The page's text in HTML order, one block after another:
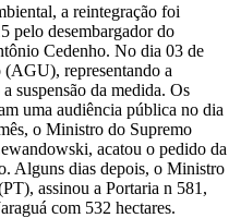
a reintegração foi
pelo desembargador do
Cedenho. No dia 03 de
representando a
suspensão da medida. Os
uma audiência pública no dia
o Ministro do Supremo
acatou o pedido da
Alguns dias depois, o Ministro
assinou a Portaria n 581,
com 532 hectares.